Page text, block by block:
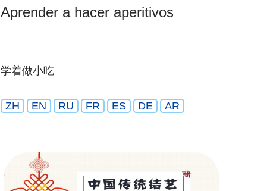
Aprender a hacer aperitivos
学着做小吃
ZH EN RU FR ES DE AR